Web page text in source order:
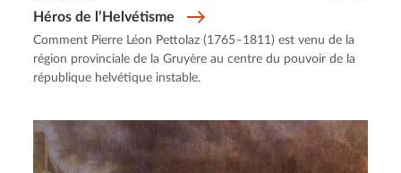
Héros de l’Helvétisme
Comment Pierre Léon Pettolaz (1765–1811) est venu de la
région provinciale de la Gruyère au centre du pouvoir de la
république helvétique instable.